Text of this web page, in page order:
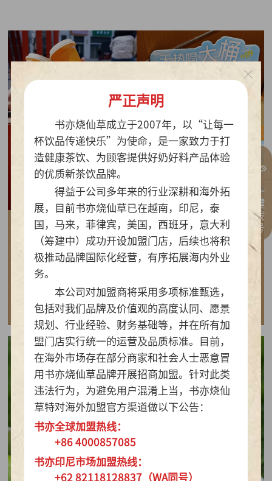
一键拨号
2026-07-30
做实亲民茶饮！书亦烧仙草以“有料品类之王”拿
下2026新茶饮TOP10
查看详情
严正声明
书亦烧仙草成立于2007年，以“让每一
杯饮品传递快乐”为使命，是一家致力于打
造健康茶饮、为顾客提供好奶好料产品体验
的优质新茶饮品牌。
得益于公司多年来的行业深耕和海外拓
展，目前书亦烧仙草已在越南，印尼，泰
国，马来，菲律宾，美国，西班牙，意大利
（筹建中）成功开设加盟门店，后续也将积
极推动品牌国际化经营，有序拓展海内外业
务。
本公司对加盟商将采用多项标准甄选，
包括对我们品牌及价值观的高度认同、愿景
规划、行业经验、财务基础等，并在所有加
盟门店实行统一的运营及品质标准。目前，
在海外市场存在部分商家和社会人士恶意冒
用书亦烧仙草品牌开展招商加盟。针对此类
违法行为，为避免用户混淆上当，书亦烧仙
草特对海外加盟官方渠道做以下公告：
书亦全球加盟热线：
+86 4000857085
书亦印尼市场加盟热线：
+62 82118128837（WA同号）